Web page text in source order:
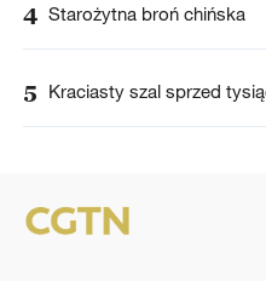
4 Starożytna broń chińska
5 Kraciasty szal sprzed